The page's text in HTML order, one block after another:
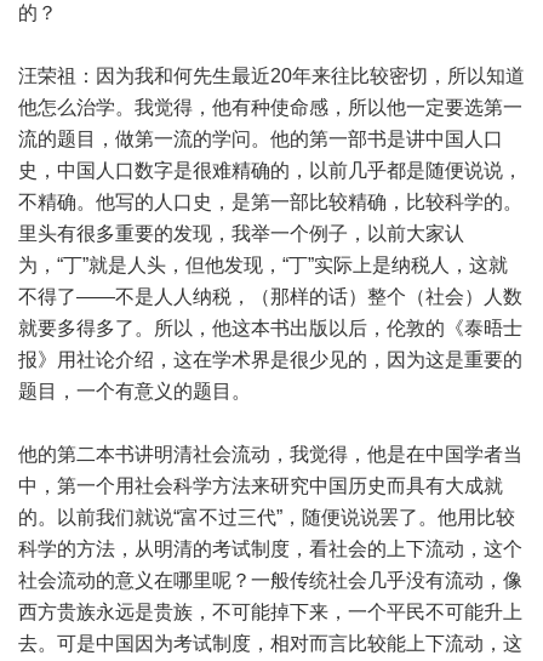
的？
汪荣祖：因为我和何先生最近20年来往比较密切，所以知道
他怎么治学。我觉得，他有种使命感，所以他一定要选第一
流的题目，做第一流的学问。他的第一部书是讲中国人口
史，中国人口数字是很难精确的，以前几乎都是随便说说，
不精确。他写的人口史，是第一部比较精确，比较科学的。
里头有很多重要的发现，我举一个例子，以前大家认
为，“丁”就是人头，但他发现，“丁”实际上是纳税人，这就
不得了——不是人人纳税，（那样的话）整个（社会）人数
就要多得多了。所以，他这本书出版以后，伦敦的《泰晤士
报》用社论介绍，这在学术界是很少见的，因为这是重要的
题目，一个有意义的题目。
他的第二本书讲明清社会流动，我觉得，他是在中国学者当
中，第一个用社会科学方法来研究中国历史而具有大成就
的。以前我们就说“富不过三代”，随便说说罢了。他用比较
科学的方法，从明清的考试制度，看社会的上下流动，这个
社会流动的意义在哪里呢？一般传统社会几乎没有流动，像
西方贵族永远是贵族，不可能掉下来，一个平民不可能升上
去。可是中国因为考试制度，相对而言比较能上下流动，这